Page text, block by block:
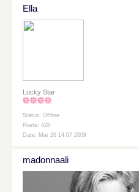
Ella
Lucky Star
Status: Offline
Posts: 428
Date: Mar 26 14:07 2009
madonnaali